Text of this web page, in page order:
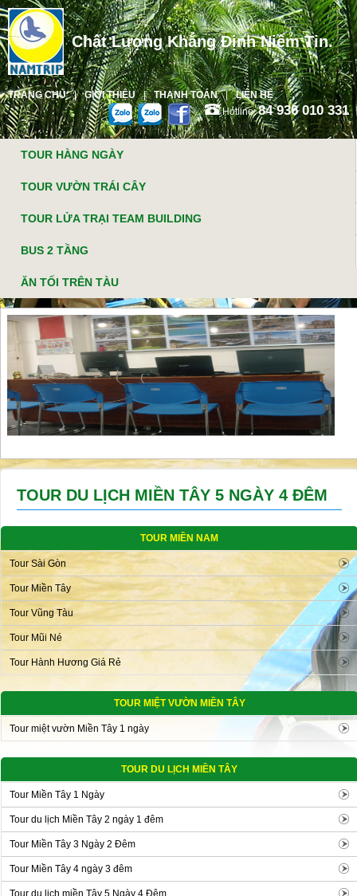
Chất Lượng Khẳng Định Niềm Tin.
TRANG CHỦ GIỚI THIỆU THANH TOÁN
LIÊN HỆ
Hotline:84 936 010 331
TOUR HÀNG NGÀY
TOUR VƯỜN TRÁI CÂY
TOUR LỬA TRẠI TEAM BUILDING
BUS 2 TẦNG
ĂN TỐI TRÊN TÀU
TOUR DU LỊCH MIỀN TÂY 5 NGÀY 4 ĐÊM
TOUR MIỀN NAM
Tour Sài Gòn
Tour Miền Tây
Tour Vũng Tàu
Tour Mũi Né
Tour Hành Hương Giá Rẻ
TOUR MIỆT VƯỜN MIỀN TÂY
Tour miệt vườn Miền Tây 1 ngày
TOUR DU LỊCH MIỀN TÂY
Tour Miền Tây 1 Ngày
Tour du lịch Miền Tây 2 ngày 1 đêm
Tour Miền Tây 3 Ngày 2 Đêm
Tour Miền Tây 4 ngày 3 đêm
Tour du lịch miền Tây 5 Ngày 4 Đêm